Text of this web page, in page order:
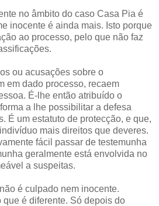
no âmbito do caso Casa Pia é
inocente é ainda mais. Isto porque
ao processo, pelo que não faz
ou acusações sobre o
em dado processo, recaem
É-lhe então atribuído o
a lhe possibilitar a defesa
É um estatuto de protecção, e que,
mais direitos que deveres.
fácil passar de testemunha
geralmente está envolvida no
a suspeitas.
é culpado nem inocente.
que é diferente. Só depois do